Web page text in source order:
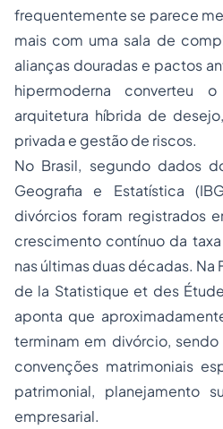
frequentemente se parece
mais com uma sala de
alianças douradas e pactos
hipermoderna converteu
arquitetura híbrida de
privada e gestão de riscos.
No Brasil, segundo dados
Geografia e Estatística
divórcios foram registrados
crescimento contínuo da
nas últimas duas décadas. Na
de la Statistique et des
aponta que
terminam em divórcio,
convenções matrimoniais
patrimonial, planejamento
empresarial.